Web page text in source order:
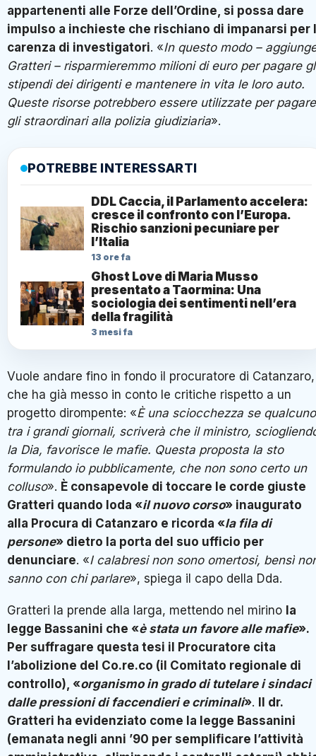
appartenenti alle Forze dell’Ordine, si possa dare
impulso a inchieste che rischiano di impanarsi per
carenza di investigatori. «In questo modo –
Gratteri – risparmieremmo milioni di euro per pagare
stipendi dei dirigenti e mantenere in vita le loro auto.
Queste risorse potrebbero essere utilizzate per pagare
gli straordinari alla polizia giudiziaria».
POTREBBE INTERESSARTI
DDL Caccia, il Parlamento accelera:
cresce il confronto con l’Europa.
Rischio sanzioni pecuniare per
l’Italia
13 ore fa
Ghost Love di Maria Musso
presentato a Taormina: Una
sociologia dei sentimenti nell’era
della fragilità
3 mesi fa
Vuole andare fino in fondo il procuratore di Catanzaro,
che ha già messo in conto le critiche rispetto a un
progetto dirompente: «È una sciocchezza se
tra i grandi giornali, scriverà che il ministro,
la Dia, favorisce le mafie. Questa proposta la sto
formulando io pubblicamente, che non sono certo un
colluso». È consapevole di toccare le corde giuste
Gratteri quando loda «il nuovo corso» inaugurato
alla Procura di Catanzaro e ricorda «la fila di
persone» dietro la porta del suo ufficio per
denunciare. «I calabresi non sono omertosi, bensì
sanno con chi parlare», spiega il capo della Dda.
Gratteri la prende alla larga, mettendo nel mirino la
legge Bassanini che «è stata un favore alle mafie».
Per suffragare questa tesi il Procuratore cita
l’abolizione del Co.re.co (il Comitato regionale di
controllo), «organismo in grado di tutelare i sindaci
dalle pressioni di faccendieri e criminali».
Il dr.
Gratteri ha evidenziato come la legge Bassanini
(emanata negli anni ’90 per semplificare l’attività